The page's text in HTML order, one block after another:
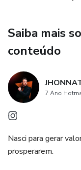
Saiba mais
conteúdo
7 Ano
Nasci para gerar
prosperarem.